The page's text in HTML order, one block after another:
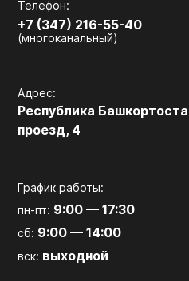
Телефон:
+7 (347) 216-55-40
(многоканальный)
Адрес:
Республика
проезд, 4
График работы:
пн-пт: 9:00 — 17:30
сб: 9:00 — 14:00
вск: выходной